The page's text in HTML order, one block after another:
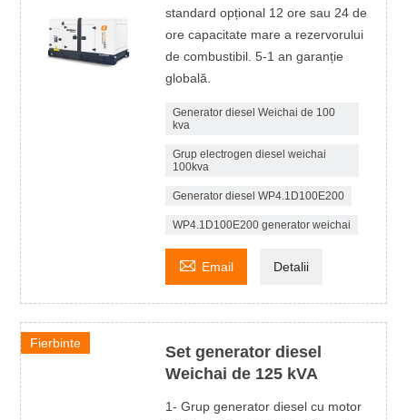
standard opțional 12 ore sau 24 de
ore capacitate mare a rezervorului
de combustibil. 5-1 an garanție
globală.
Generator diesel Weichai de 100
kva
Grup electrogen diesel weichai
100kva
Generator diesel WP4.1D100E200
WP4.1D100E200 generator weichai
 Email Detalii
Fierbinte
Set generator diesel
Weichai de 125 kVA
1- Grup generator diesel cu motor